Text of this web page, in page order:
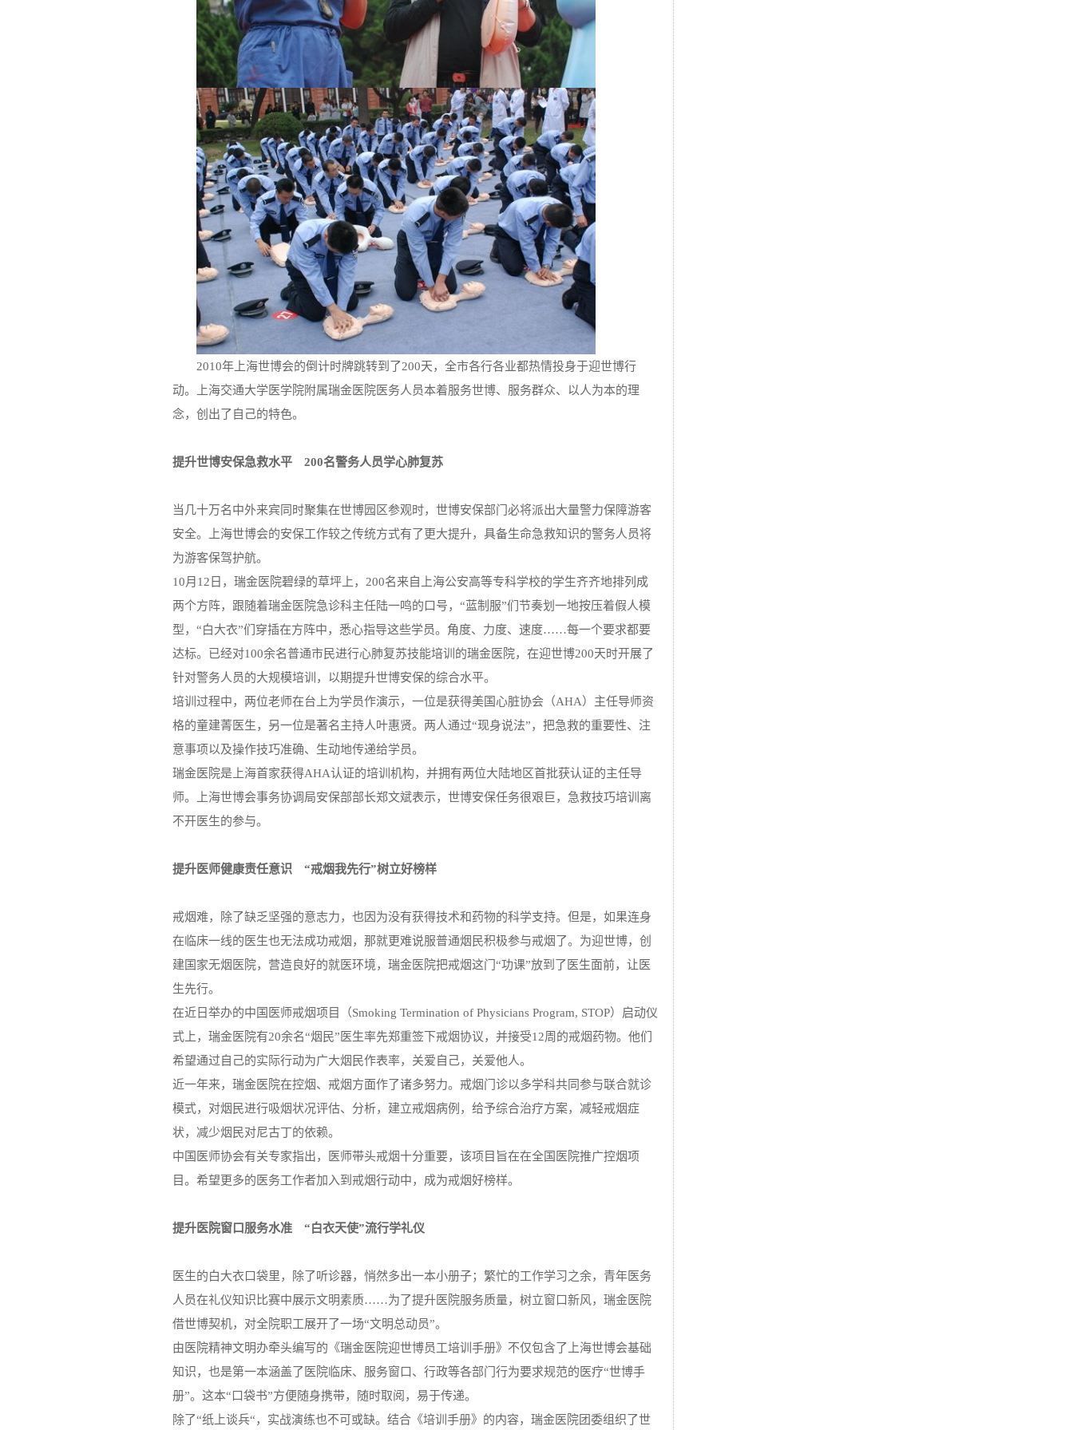
2010年上海世博会的倒计时牌跳转到了200天，全市各行各业都热情投身于迎世博行
动。上海交通大学医学院附属瑞金医院医务人员本着服务世博、服务群众、以人为本的理
念，创出了自己的特色。
提升世博安保急救水平 200名警务人员学心肺复苏
当几十万名中外来宾同时聚集在世博园区参观时，世博安保部门必将派出大量警力保障游客
安全。上海世博会的安保工作较之传统方式有了更大提升，具备生命急救知识的警务人员将
为游客保驾护航。
10月12日，瑞金医院碧绿的草坪上，200名来自上海公安高等专科学校的学生齐齐地排列成
两个方阵，跟随着瑞金医院急诊科主任陆一鸣的口号，“蓝制服”们节奏划一地按压着假人模
型，“白大衣”们穿插在方阵中，悉心指导这些学员。角度、力度、速度……每一个要求都要
达标。已经对100余名普通市民进行心肺复苏技能培训的瑞金医院，在迎世博200天时开展了
针对警务人员的大规模培训，以期提升世博安保的综合水平。
培训过程中，两位老师在台上为学员作演示，一位是获得美国心脏协会（AHA）主任导师资
格的童建菁医生，另一位是著名主持人叶惠贤。两人通过“现身说法”，把急救的重要性、注
意事项以及操作技巧准确、生动地传递给学员。
瑞金医院是上海首家获得AHA认证的培训机构，并拥有两位大陆地区首批获认证的主任导
师。上海世博会事务协调局安保部部长郑文斌表示，世博安保任务很艰巨，急救技巧培训离
不开医生的参与。
提升医师健康责任意识 “戒烟我先行”树立好榜样
戒烟难，除了缺乏坚强的意志力，也因为没有获得技术和药物的科学支持。但是，如果连身
在临床一线的医生也无法成功戒烟，那就更难说服普通烟民积极参与戒烟了。为迎世博，创
建国家无烟医院，营造良好的就医环境，瑞金医院把戒烟这门“功课”放到了医生面前，让医
生先行。
在近日举办的中国医师戒烟项目（Smoking Termination of Physicians Program, STOP）启动仪
式上，瑞金医院有20余名“烟民”医生率先郑重签下戒烟协议，并接受12周的戒烟药物。他们
希望通过自己的实际行动为广大烟民作表率，关爱自己，关爱他人。
近一年来，瑞金医院在控烟、戒烟方面作了诸多努力。戒烟门诊以多学科共同参与联合就诊
模式，对烟民进行吸烟状况评估、分析，建立戒烟病例，给予综合治疗方案，减轻戒烟症
状，减少烟民对尼古丁的依赖。
中国医师协会有关专家指出，医师带头戒烟十分重要，该项目旨在在全国医院推广控烟项
目。希望更多的医务工作者加入到戒烟行动中，成为戒烟好榜样。
提升医院窗口服务水准 “白衣天使”流行学礼仪
医生的白大衣口袋里，除了听诊器，悄然多出一本小册子；繁忙的工作学习之余，青年医务
人员在礼仪知识比赛中展示文明素质……为了提升医院服务质量，树立窗口新风，瑞金医院
借世博契机，对全院职工展开了一场“文明总动员”。
由医院精神文明办牵头编写的《瑞金医院迎世博员工培训手册》不仅包含了上海世博会基础
知识，也是第一本涵盖了医院临床、服务窗口、行政等各部门行为要求规范的医疗“世博手
册”。这本“口袋书”方便随身携带，随时取阅，易于传递。
除了“纸上谈兵“，实战演练也不可或缺。结合《培训手册》的内容，瑞金医院团委组织了世